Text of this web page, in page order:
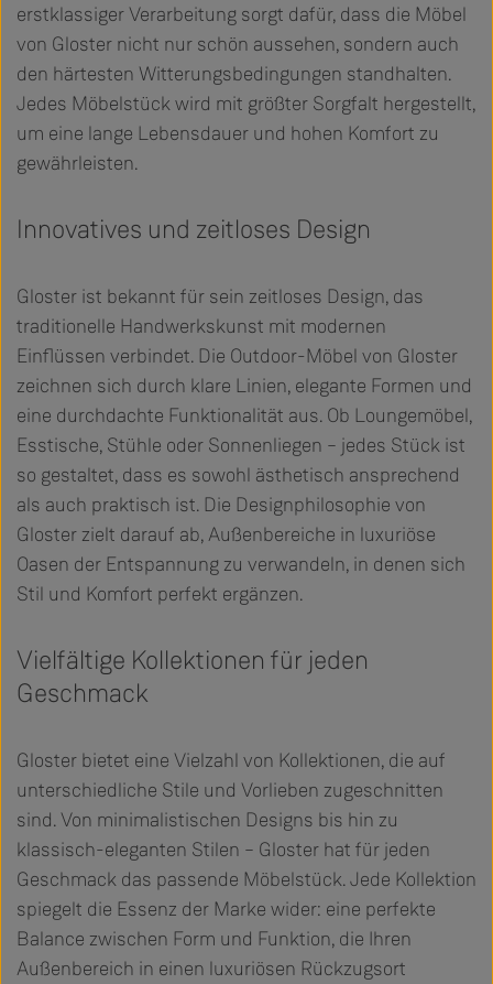
erstklassiger Verarbeitung sorgt dafür, dass die Möbel
von Gloster nicht nur schön aussehen, sondern auch
den härtesten Witterungsbedingungen standhalten.
Jedes Möbelstück wird mit größter Sorgfalt hergestellt,
um eine lange Lebensdauer und hohen Komfort zu
gewährleisten.
Innovatives und zeitloses Design
Gloster ist bekannt für sein zeitloses Design, das
traditionelle Handwerkskunst mit modernen
Einflüssen verbindet. Die Outdoor-Möbel von Gloster
zeichnen sich durch klare Linien, elegante Formen und
eine durchdachte Funktionalität aus. Ob Loungemöbel,
Esstische, Stühle oder Sonnenliegen – jedes Stück ist
so gestaltet, dass es sowohl ästhetisch ansprechend
als auch praktisch ist. Die Designphilosophie von
Gloster zielt darauf ab, Außenbereiche in luxuriöse
Oasen der Entspannung zu verwandeln, in denen sich
Stil und Komfort perfekt ergänzen.
Vielfältige Kollektionen für jeden
Geschmack
Gloster bietet eine Vielzahl von Kollektionen, die auf
unterschiedliche Stile und Vorlieben zugeschnitten
sind. Von minimalistischen Designs bis hin zu
klassisch-eleganten Stilen – Gloster hat für jeden
Geschmack das passende Möbelstück. Jede Kollektion
spiegelt die Essenz der Marke wider: eine perfekte
Balance zwischen Form und Funktion, die Ihren
Außenbereich in einen luxuriösen Rückzugsort